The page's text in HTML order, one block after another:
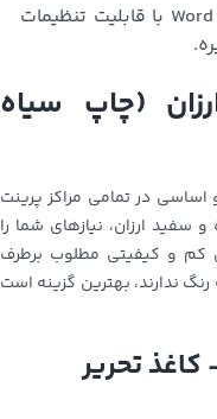
چاپ اسناد و مدارک Word با قابلیت تنظیمات
(چاپ سیاه
اساسی در تمامی مراکز پرینت
سفید ارزان، نیازهای شما را
کم و کیفیتی مطلوب برطرف
ندارند، بهترین گزینه است
تحریر